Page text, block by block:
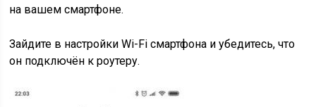
на вашем смартфоне.
Зайдите в настройки Wi-Fi смартфона и убедитесь, что
он подключён к роутеру.